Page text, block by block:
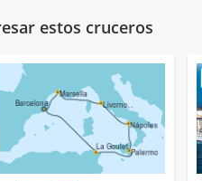
estos cruceros